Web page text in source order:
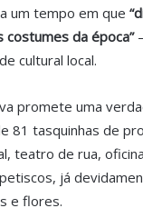
um tempo em que
da época”
cultural local.
promete uma
81 tasquinhas de
teatro de rua,
já
e flores.